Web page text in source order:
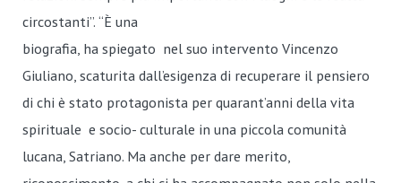
circostanti”. “È una
biografia, ha spiegato nel suo intervento Vincenzo
Giuliano, scaturita dall’esigenza di recuperare il pensiero
di chi è stato protagonista per quarant’anni della vita
spirituale e socio- culturale in una piccola comunità
lucana, Satriano. Ma anche per dare merito,